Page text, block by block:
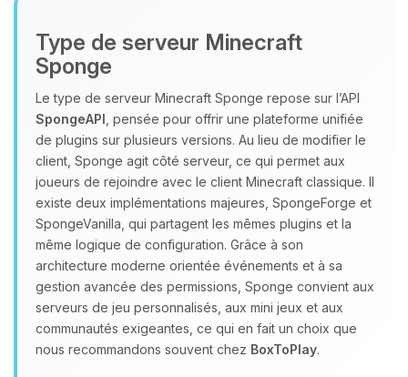
Type de serveur Minecraft
Sponge
Le type de serveur Minecraft Sponge repose sur l’API
SpongeAPI , pensée pour offrir une plateforme unifiée
de plugins sur plusieurs versions. Au lieu de modifier le
client, Sponge agit côté serveur, ce qui permet aux
joueurs de rejoindre avec le client Minecraft classique. Il
existe deux implémentations majeures, SpongeForge et
SpongeVanilla, qui partagent les mêmes plugins et la
même logique de configuration. Grâce à son
architecture moderne orientée événements et à sa
gestion avancée des permissions, Sponge convient aux
serveurs de jeu personnalisés, aux mini jeux et aux
communautés exigeantes, ce qui en fait un choix que
nous recommandons souvent chez BoxToPlay.
Youpi, enfin quelqu’un pour me
parler ! Moi c’est Choupy, ton petit
assistant BoxToPlay. Dis-moi ce dont
tu as besoin et je vais remuer mes
petits circuits pour t’aider.
08/08/2026 à 15:10